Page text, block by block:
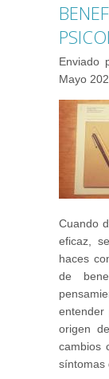
Enviado
Mayo
Cuando
eficaz,
haces
de
origen
cambios
síntomas